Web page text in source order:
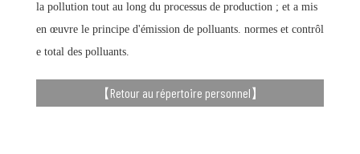
la pollution tout au long du processus de production ; et a mis
en œuvre le principe d'émission de polluants. normes et contrôl
e total des polluants.
【Retour au répertoire personnel】